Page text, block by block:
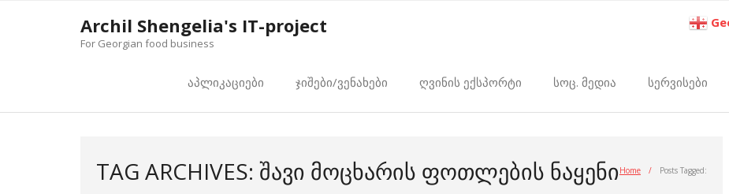
Archil Shengelia's IT-project
For Georgian food business
აპლიკაციები ჯიშები/ვენახები ღვინის ექსპორტი სოც. მედია სერვისები
TAG ARCHIVES: ᲨᲐᲕᲘ ᲛᲝᲪᲮᲐᲠᲘᲡ ᲤᲝᲗᲚᲔᲑᲘᲡ ᲜᲐᲧᲔᲜᲘ Home / Posts Tagged: